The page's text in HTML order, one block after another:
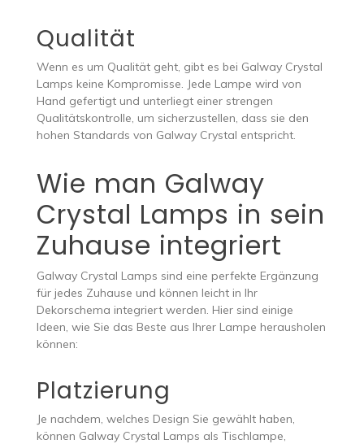
Qualität
Wenn es um Qualität geht, gibt es bei Galway Crystal
Lamps keine Kompromisse. Jede Lampe wird von
Hand gefertigt und unterliegt einer strengen
Qualitätskontrolle, um sicherzustellen, dass sie den
hohen Standards von Galway Crystal entspricht.
Wie man Galway
Crystal Lamps in sein
Zuhause integriert
Galway Crystal Lamps sind eine perfekte Ergänzung
für jedes Zuhause und können leicht in Ihr
Dekorschema integriert werden. Hier sind einige
Ideen, wie Sie das Beste aus Ihrer Lampe herausholen
können:
Platzierung
Je nachdem, welches Design Sie gewählt haben,
können Galway Crystal Lamps als Tischlampe,